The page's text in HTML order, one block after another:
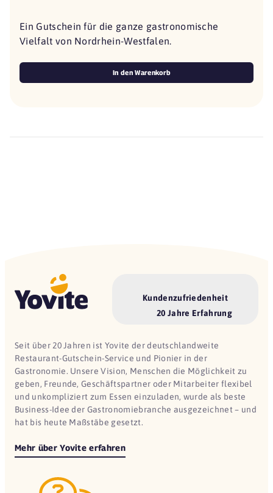
Ein Gutschein für die ganze gastronomische
Vielfalt von Nordrhein-Westfalen.
In den Warenkorb
Kundenzufriedenheit
20 Jahre Erfahrung
Seit über 20 Jahren ist Yovite der deutschlandweite
Restaurant-Gutschein-Service und Pionier in der
Gastronomie. Unsere Vision, Menschen die Möglichkeit zu
geben, Freunde, Geschäftspartner oder Mitarbeiter flexibel
und unkompliziert zum Essen einzuladen, wurde als beste
Business-Idee der Gastronomiebranche ausgezeichnet – und
hat bis heute Maßstäbe gesetzt.
Mehr über Yovite erfahren